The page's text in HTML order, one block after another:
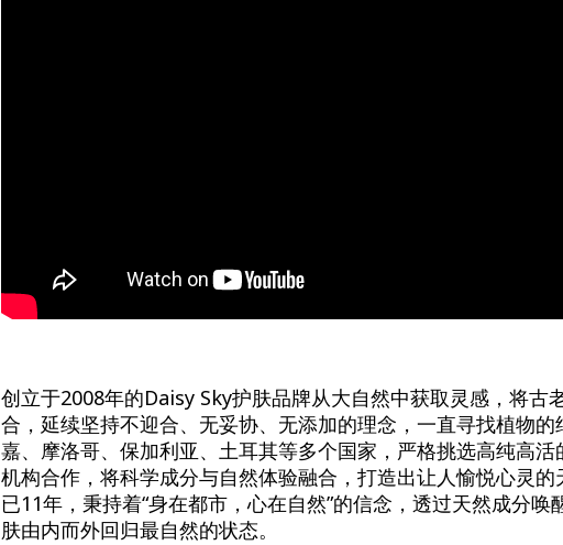
创立于2008年的Daisy Sky护肤品牌从大自然中获取灵感，将古
合，延续坚持不迎合、无妥协、无添加的理念，一直寻找植物
嘉、摩洛哥、保加利亚、土耳其等多个国家，严格挑选高纯高
机构合作，将科学成分与自然体验融合，打造出让人愉悦心灵
已11年，秉持着“身在都市，心在自然”的信念，透过天然成分
肤由内而外回归最自然的状态。